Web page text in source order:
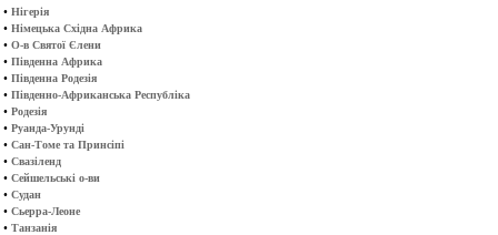
• Нігерія
• Німецька Східна Африка
• О-в Святої Єлени
• Південна Африка
• Південна Родезія
• Південно-Африканська Республіка
• Родезія
• Руанда-Урунді
• Сан-Томе та Принсіпі
• Свазіленд
• Сейшельські о-ви
• Судан
• Сьерра-Леоне
• Танзанія